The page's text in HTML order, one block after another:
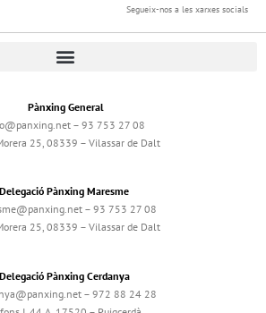
Segueix-nos a les xarxes socials
Pànxing General
– 93 753 27 08
25, 08339 – Vilassar de Dalt
Delegació Pànxing Maresme
– 93 753 27 08
25, 08339 – Vilassar de Dalt
Delegació Pànxing Cerdanya
– 972 88 24 28